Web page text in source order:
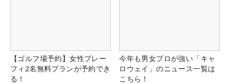
【ゴルフ場予約】女性プレー
フィ2名無料プランが予約でき
る！
今年も男女プロが強い「キャ
ロウェイ」のニュース一覧は
こちら！